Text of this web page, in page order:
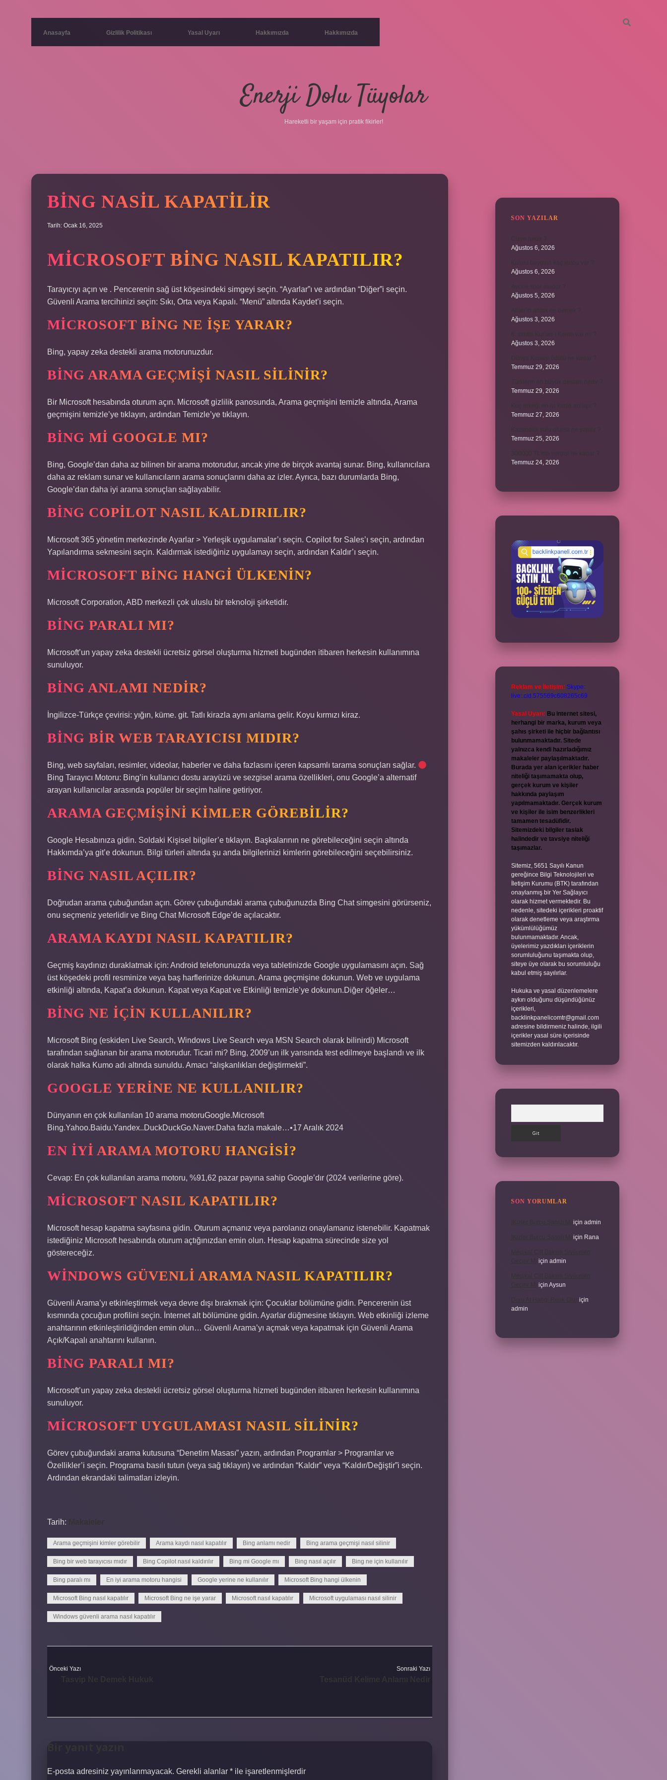
Anasayfa Gizlilik Politikası Yasal Uyarı Hakkımızda Hakkımızda
Enerji Dolu Tüyolar
Hareketli bir yaşam için pratik fikirler!
BING NASIL KAPATILIR
Tarih: Ocak 16, 2025
MICROSOFT BING NASIL KAPATILIR?
Tarayıcıyı açın ve . Pencerenin sağ üst köşesindeki simgeyi seçin. “Ayarlar”ı ve ardından “Diğer”i seçin.
Güvenli Arama tercihinizi seçin: Sıkı, Orta veya Kapalı. “Menü” altında Kaydet’i seçin.
MICROSOFT BING NE IŞE YARAR?
Bing, yapay zeka destekli arama motorunuzdur.
BING ARAMA GEÇMIŞI NASIL SILINIR?
Bir Microsoft hesabında oturum açın. Microsoft gizlilik panosunda, Arama geçmişini temizle altında, Arama
geçmişini temizle’ye tıklayın, ardından Temizle’ye tıklayın.
BING MI GOOGLE MI?
Bing, Google’dan daha az bilinen bir arama motorudur, ancak yine de birçok avantaj sunar. Bing, kullanıcılara
daha az reklam sunar ve kullanıcıların arama sonuçlarını daha az izler. Ayrıca, bazı durumlarda Bing,
Google’dan daha iyi arama sonuçları sağlayabilir.
BING COPILOT NASIL KALDIRILIR?
Microsoft 365 yönetim merkezinde Ayarlar > Yerleşik uygulamalar’ı seçin. Copilot for Sales’ı seçin, ardından
Yapılandırma sekmesini seçin. Kaldırmak istediğiniz uygulamayı seçin, ardından Kaldır’ı seçin.
MICROSOFT BING HANGI ÜLKENIN?
Microsoft Corporation, ABD merkezli çok uluslu bir teknoloji şirketidir.
BING PARALI MI?
Microsoft’un yapay zeka destekli ücretsiz görsel oluşturma hizmeti bugünden itibaren herkesin kullanımına
sunuluyor.
BING ANLAMI NEDIR?
İngilizce-Türkçe çevirisi: yığın, küme. git. Tatlı kirazla aynı anlama gelir. Koyu kırmızı kiraz.
BING BIR WEB TARAYICISI MIDIR?
Bing, web sayfaları, resimler, videolar, haberler ve daha fazlasını içeren kapsamlı tarama sonuçları sağlar.
Bing Tarayıcı Motoru: Bing’in kullanıcı dostu arayüzü ve sezgisel arama özellikleri, onu Google’a alternatif
arayan kullanıcılar arasında popüler bir seçim haline getiriyor.
ARAMA GEÇMIŞINI KIMLER GÖREBILIR?
Google Hesabınıza gidin. Soldaki Kişisel bilgiler’e tıklayın. Başkalarının ne görebileceğini seçin altında
Hakkımda’ya git’e dokunun. Bilgi türleri altında şu anda bilgilerinizi kimlerin görebileceğini seçebilirsiniz.
BING NASIL AÇILIR?
Doğrudan arama çubuğundan açın. Görev çubuğundaki arama çubuğunuzda Bing Chat simgesini görürseniz,
onu seçmeniz yeterlidir ve Bing Chat Microsoft Edge’de açılacaktır.
ARAMA KAYDI NASIL KAPATILIR?
Geçmiş kaydınızı duraklatmak için: Android telefonunuzda veya tabletinizde Google uygulamasını açın. Sağ
üst köşedeki profil resminize veya baş harflerinize dokunun. Arama geçmişine dokunun. Web ve uygulama
etkinliği altında, Kapat’a dokunun. Kapat veya Kapat ve Etkinliği temizle’ye dokunun.Diğer öğeler…
BING NE IÇIN KULLANILIR?
Microsoft Bing (eskiden Live Search, Windows Live Search veya MSN Search olarak bilinirdi) Microsoft
tarafından sağlanan bir arama motorudur. Ticari mi? Bing, 2009’un ilk yarısında test edilmeye başlandı ve ilk
olarak halka Kumo adı altında sunuldu. Amacı “alışkanlıkları değiştirmekti”.
GOOGLE YERINE NE KULLANILIR?
Dünyanın en çok kullanılan 10 arama motoruGoogle.Microsoft
Bing.Yahoo.Baidu.Yandex..DuckDuckGo.Naver.Daha fazla makale…•17 Aralık 2024
EN IYI ARAMA MOTORU HANGISI?
Cevap: En çok kullanılan arama motoru, %91,62 pazar payına sahip Google’dır (2024 verilerine göre).
MICROSOFT NASIL KAPATILIR?
Microsoft hesap kapatma sayfasına gidin. Oturum açmanız veya parolanızı onaylamanız istenebilir. Kapatmak
istediğiniz Microsoft hesabında oturum açtığınızdan emin olun. Hesap kapatma sürecinde size yol
göstereceğiz.
WINDOWS GÜVENLI ARAMA NASIL KAPATILIR?
Güvenli Arama’yı etkinleştirmek veya devre dışı bırakmak için: Çocuklar bölümüne gidin. Pencerenin üst
kısmında çocuğun profilini seçin. İnternet alt bölümüne gidin. Ayarlar düğmesine tıklayın. Web etkinliği izleme
anahtarının etkinleştirildiğinden emin olun… Güvenli Arama’yı açmak veya kapatmak için Güvenli Arama
Açık/Kapalı anahtarını kullanın.
BING PARALI MI?
Microsoft’un yapay zeka destekli ücretsiz görsel oluşturma hizmeti bugünden itibaren herkesin kullanımına
sunuluyor.
MICROSOFT UYGULAMASI NASIL SILINIR?
Görev çubuğundaki arama kutusuna “Denetim Masası” yazın, ardından Programlar > Programlar ve
Özellikler’i seçin. Programa basılı tutun (veya sağ tıklayın) ve ardından “Kaldır” veya “Kaldır/Değiştir”i seçin.
Ardından ekrandaki talimatları izleyin.
Tarih: Makaleler
Arama geçmişini kimler görebilir Arama kaydı nasıl kapatılır Bing anlamı nedir Bing arama geçmişi nasıl silinir
Bing bir web tarayıcısı mıdır Bing Copilot nasıl kaldırılır Bing mi Google mı Bing nasıl açılır Bing ne için kullanılır
Bing paralı mı En iyi arama motoru hangisi Google yerine ne kullanılır Microsoft Bing hangi ülkenin
Microsoft Bing nasıl kapatılır Microsoft Bing ne işe yarar Microsoft nasıl kapatılır Microsoft uygulaması nasıl silinir
Windows güvenli arama nasıl kapatılır
Önceki Yazı Sonraki Yazı
Bir yanıt yazın
E-posta adresiniz yayınlanmayacak. Gerekli alanlar * ile işaretlenmişlerdir
SON YAZILAR
Ağustos 6, 2026
Kulplu beygirin kaç kulbu var ?
Ağustos 6, 2026
Avcılık spor mudur ?
Ağustos 5, 2026
Ağustos 3, 2026
Ağustos 3, 2026
Temmuz 29, 2026
Temmuz 29, 2026
Temmuz 27, 2026
Temmuz 25, 2026
Temmuz 24, 2026
Reklam ve İletişim: Skype:
live:.cid.575569c608265c69
Yasal Uyarı: Bu internet sitesi,
herhangi bir marka, kurum veya
şahıs şirketi ile hiçbir bağlantısı
bulunmamaktadır. Sitede
yalnızca kendi hazırladığımız
makaleler paylaşılmaktadır.
Burada yer alan içerikler haber
niteliği taşımamakta olup,
gerçek kurum ve kişiler
hakkında paylaşım
yapılmamaktadır. Gerçek kurum
ve kişiler ile isim benzerlikleri
tamamen tesadüfidir.
Sitemizdeki bilgiler taslak
halindedir ve tavsiye niteliği
taşımazlar.
Sitemiz, 5651 Sayılı Kanun
gereğince Bilgi Teknolojileri ve
İletişim Kurumu (BTK) tarafından
onaylanmış bir Yer Sağlayıcı
olarak hizmet vermektedir. Bu
nedenle, sitedeki içerikleri proaktif
olarak denetleme veya araştırma
yükümlülüğümüz
bulunmamaktadır. Ancak,
üyelerimiz yazdıkları içeriklerin
sorumluluğunu taşımakta olup,
siteye üye olarak bu sorumluluğu
kabul etmiş sayılırlar.
Hukuka ve yasal düzenlemelere
aykırı olduğunu düşündüğünüz
içerikleri,
backlinkpanelicomtr@gmail.com
adresine bildirmeniz halinde, ilgili
içerikler yasal süre içerisinde
sitemizden kaldırılacaktır.
SON YORUMLAR
için admin
için Rana
için admin
için Aysun
için
admin